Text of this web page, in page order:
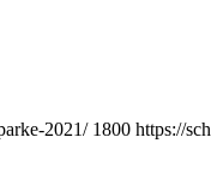
2021/ 1800 https://